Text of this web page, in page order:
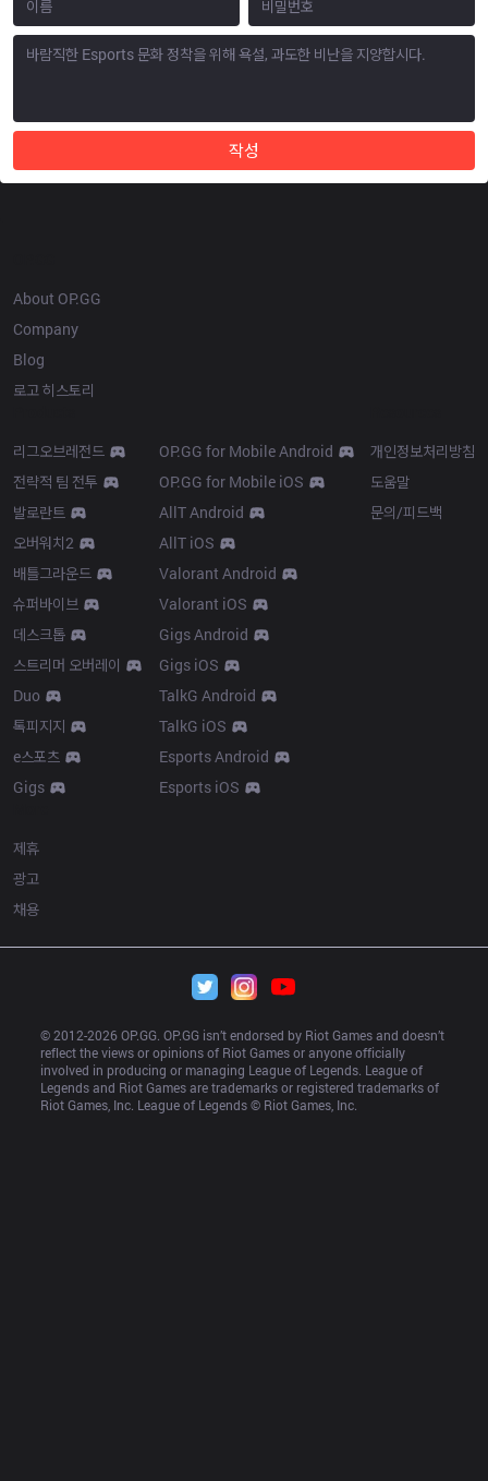
작성
About OP.GG
Company
Blog
로고 히스토리
리그오브레전드
전략적 팀 전투
발로란트
오버워치2
배틀그라운드
슈퍼바이브
데스크톱
스트리머 오버레이
Duo
톡피지지
e스포츠
Gigs
OP.GG for Mobile Android
OP.GG for Mobile iOS
AllT Android
AllT iOS
Valorant Android
Valorant iOS
Gigs Android
Gigs iOS
TalkG Android
TalkG iOS
Esports Android
Esports iOS
개인정보처리방침
도움말
문의/피드백
제휴
광고
채용
© 2012-2026 OP.GG. OP.GG isn’t endorsed by Riot Games and doesn’t
reflect the views or opinions of Riot Games or anyone officially
involved in producing or managing League of Legends. League of
Legends and Riot Games are trademarks or registered trademarks of
Riot Games, Inc. League of Legends © Riot Games, Inc.